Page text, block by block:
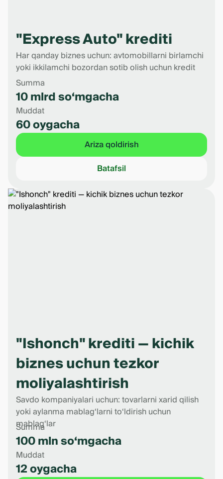
"Express Auto" krediti
Har qanday biznes uchun: avtomobillarni birlamchi
yoki ikkilamchi bozordan sotib olish uchun kredit
Summa
10 mlrd so‘mgacha
Muddat
60 oygacha
Ariza qoldirish
Batafsil
"Ishonch" krediti — kichik
biznes uchun tezkor
moliyalashtirish
Savdo kompaniyalari uchun: tovarlarni xarid qilish
yoki aylanma mablag‘larni to‘ldirish uchun
mablag‘lar
Summa
100 mln so‘mgacha
Muddat
12 oygacha